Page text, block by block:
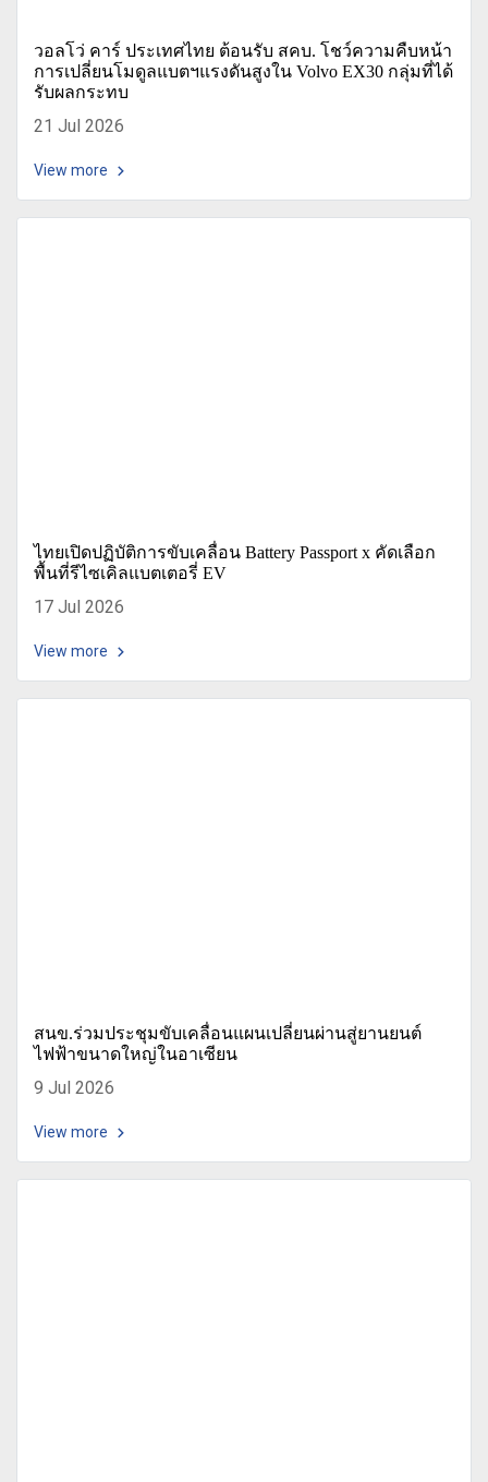
วอลโว่ คาร์ ประเทศไทย ต้อนรับ สคบ. โชว์ความคืบหน้า
การเปลี่ยนโมดูลแบตฯแรงดันสูงใน Volvo EX30 กลุ่มที่ได้
รับผลกระทบ
21 Jul 2026
View more
ไทยเปิดปฏิบัติการขับเคลื่อน Battery Passport x คัดเลือก
พื้นที่รีไซเคิลแบตเตอรี่ EV
17 Jul 2026
View more
สนข.ร่วมประชุมขับเคลื่อนแผนเปลี่ยนผ่านสู่ยานยนต์
ไฟฟ้าขนาดใหญ่ในอาเซียน
9 Jul 2026
View more